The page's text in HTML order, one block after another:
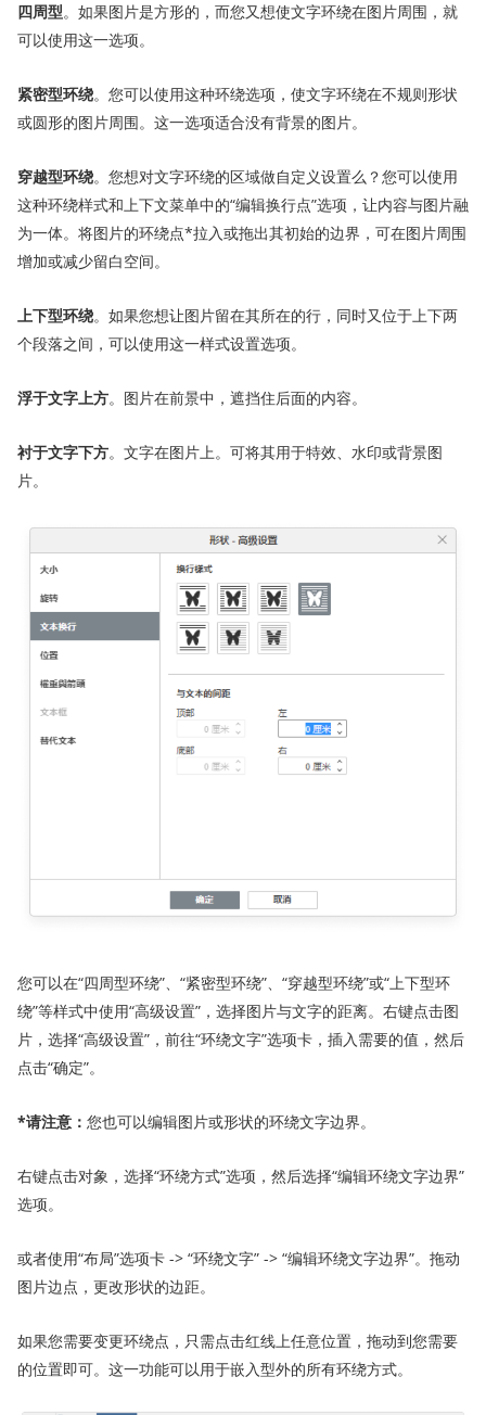
四周型。如果图片是方形的，而您又想使文字环绕在图片周围，就
可以使用这一选项。
紧密型环绕。您可以使用这种环绕选项，使文字环绕在不规则形状
或圆形的图片周围。这一选项适合没有背景的图片。
穿越型环绕。您想对文字环绕的区域做自定义设置么？您可以使用
这种环绕样式和上下文菜单中的“编辑换行点”选项，让内容与图片融
为一体。将图片的环绕点*拉入或拖出其初始的边界，可在图片周围
增加或减少留白空间。
上下型环绕。如果您想让图片留在其所在的行，同时又位于上下两
个段落之间，可以使用这一样式设置选项。
浮于文字上方。图片在前景中，遮挡住后面的内容。
衬于文字下方。文字在图片上。可将其用于特效、水印或背景图
片。
您可以在“四周型环绕”、“紧密型环绕”、“穿越型环绕”或“上下型环
绕”等样式中使用“高级设置”，选择图片与文字的距离。右键点击图
片，选择“高级设置”，前往“环绕文字”选项卡，插入需要的值，然后
点击“确定”。
*请注意： 您也可以编辑图片或形状的环绕文字边界。
右键点击对象，选择“环绕方式”选项，然后选择“编辑环绕文字边界”
选项。
或者使用“布局”选项卡 -> “环绕文字” -> “编辑环绕文字边界”。拖动
图片边点，更改形状的边距。
如果您需要变更环绕点，只需点击红线上任意位置，拖动到您需要
的位置即可。这一功能可以用于嵌入型外的所有环绕方式。